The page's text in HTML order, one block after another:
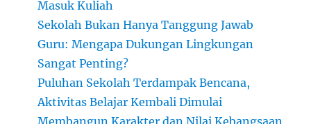
Masuk Kuliah
Sekolah Bukan Hanya Tanggung Jawab
Guru: Mengapa Dukungan Lingkungan
Sangat Penting?
Puluhan Sekolah Terdampak Bencana,
Aktivitas Belajar Kembali Dimulai